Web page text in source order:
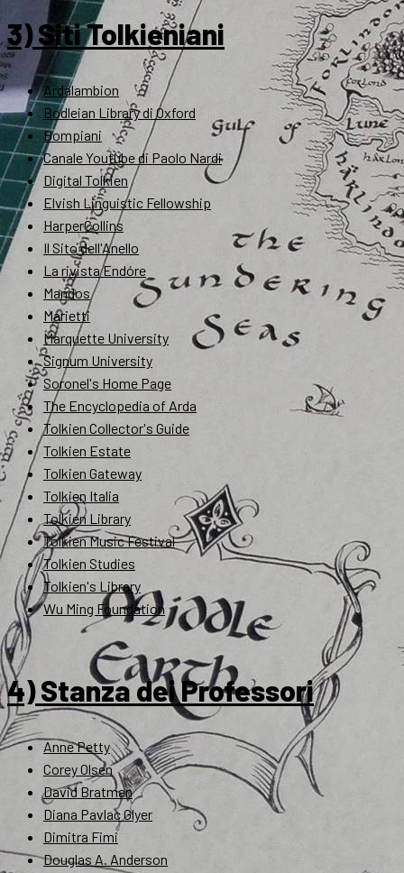
3) Siti Tolkieniani
Ardalambion
Bodleian Library di Oxford
Bompiani
Canale Youtube di Paolo Nardi
Digital Tolkien
Elvish Linguistic Fellowship
HarperCollins
Il Sito dell'Anello
La rivista Endóre
Mandos
Marietti
Marquette University
Signum University
Soronel's Home Page
The Encyclopedia of Arda
Tolkien Collector's Guide
Tolkien Estate
Tolkien Gateway
Tolkien Italia
Tolkien Library
Tolkien Music Festival
Tolkien Studies
Tolkien's Library
Wu Ming Foundation
4) Stanza dei Professori
Anne Petty
Corey Olsen
David Bratman
Diana Pavlac Glyer
Dimitra Fimi
Douglas A. Anderson